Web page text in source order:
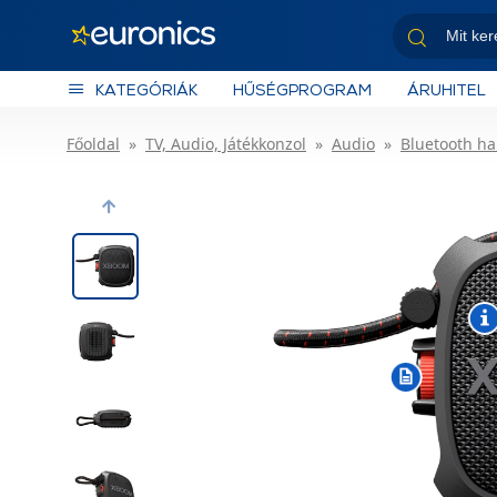
KATEGÓRIÁK HŰSÉGPROGRAM ÁRUHITEL
Főoldal TV, Audio, Játékkonzol Audio Bluetooth
Previous